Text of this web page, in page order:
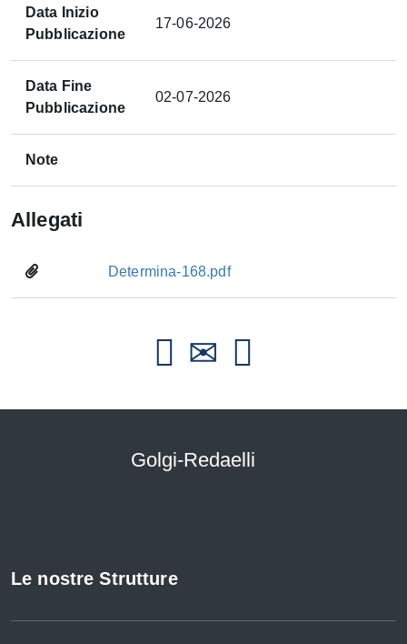
Data Inizio
Pubblicazione
17-06-2026
Data Fine
Pubblicazione
02-07-2026
Note
Allegati
Determina-168.pdf
Golgi-Redaelli
Le nostre Strutture